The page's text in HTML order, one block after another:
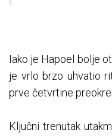
Iako je Hapoel bolje
je vrlo brzo uhvatio
prve četvrtine
Ključni trenutak